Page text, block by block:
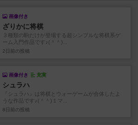
画像付き
ざりかに将棋
３種類の駒だけが登場する超シンプルな将棋系ゲ
ーム入門作品です♪(＾＾)...
2日前 の投稿
画像付き 充実
シュラハ
『シュラハ』は将棋とウォーゲームが合体したよ
うな作品です♪(＾＾)１マ...
8日前 の投稿